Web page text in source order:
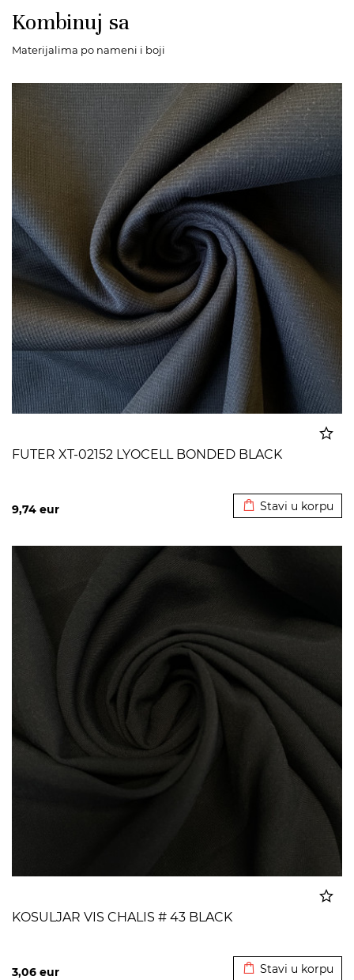
Kombinuj sa
Materijalima po nameni i boji
FUTER XT-02152 LYOCELL BONDED BLACK
9,74 eur Stavi u korpu
KOSULJAR VIS CHALIS # 43 BLACK
3,06 eur Stavi u korpu